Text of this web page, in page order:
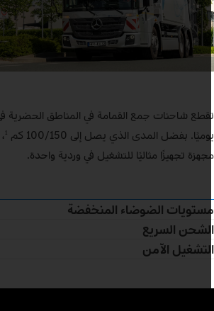
بفضل المدى الذي يصل إلى 100/150 كم
تجهيزًا مثاليًا للتشغيل في وردية واحدة.
الضوضاء المنخفضة
السريع
الآمن